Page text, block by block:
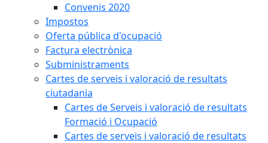
Convenis 2020
Impostos
Oferta pública d'ocupació
Factura electrònica
Subministraments
Cartes de serveis i valoració de resultats
ciutadania
Cartes de Serveis i valoració de resultats
Formació i Ocupació
Cartes de serveis i valoració de resultats